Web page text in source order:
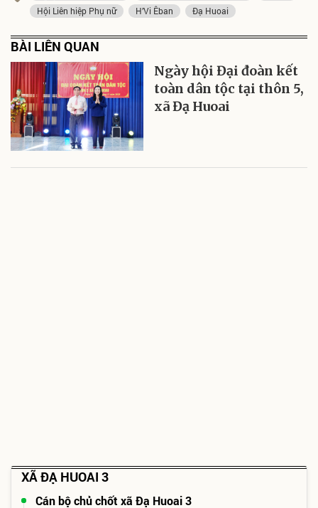
Hội Liên hiệp Phụ nữ
H’Vi Êban Đạ Huoai
BÀI LIÊN QUAN
Ngày hội Đại đoàn kết
toàn dân tộc tại thôn 5,
xã Đạ Huoai
XÃ ĐẠ HUOAI 3
Cán bộ chủ chốt xã Đạ Huoai 3